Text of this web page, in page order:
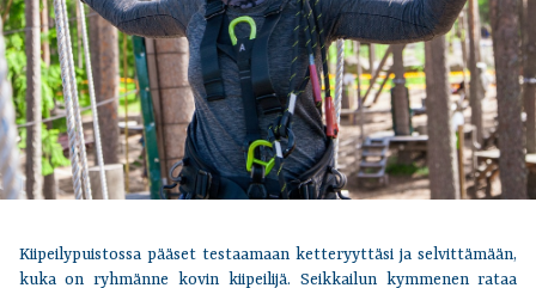
Kiipeilypuistossa pääset testaamaan ketteryyttäsi ja selvittämään,
kuka on ryhmänne kovin kiipeilijä. Seikkailun kymmenen rataa